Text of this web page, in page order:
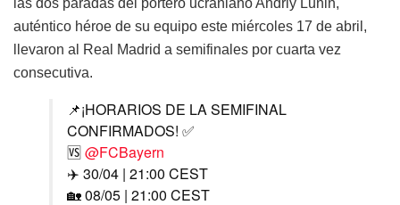
auténtico héroe de su equipo este miércoles 17 de abril,
llevaron al Real Madrid a semifinales por cuarta vez
consecutiva.
📌¡HORARIOS DE LA SEMIFINAL
CONFIRMADOS! ✅
🆚@FCBayern
✈️ 30/04 | 21:00 CEST
🏡 08/05 | 21:00 CEST